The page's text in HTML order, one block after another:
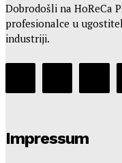
Dobrodošli na HoReCa
profesionalce u
industriji.
Impressum